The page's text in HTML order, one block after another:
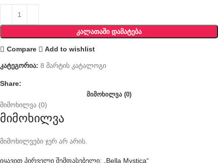
ᲙᲐᲚᲐᲗᲐᲨᲘ ᲓᲐᲛᲐᲢᲔᲑᲐ
Compare Add to wishlist
კატეგორია: 8 მარტის კატალოგი
Share:
ᲛᲘᲛᲝᲮᲘᲚᲕᲐ (0)
მიმოხილვა (0)
მიმოხილვა
მიმოხილვები ჯერ არ არის.
იყავით პირველი შემფასებელი: „Bella Mystica“